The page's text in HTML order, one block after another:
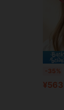
-35%
¥563